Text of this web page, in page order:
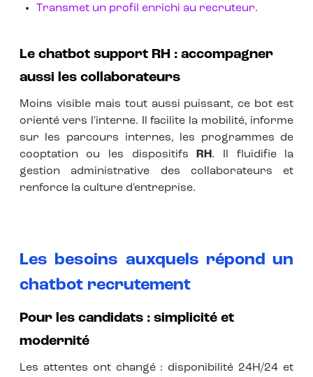
Transmet un profil enrichi au recruteur.
Le chatbot support RH : accompagner
aussi les collaborateurs
Moins visible mais tout aussi puissant, ce bot est
orienté vers l'interne. Il facilite la mobilité, informe
sur les parcours internes, les programmes de
cooptation ou les dispositifs
RH . Il fluidifie la
gestion administrative des collaborateurs et
renforce la culture d'entreprise.
Les besoins auxquels répond un
chatbot recrutement
Pour les candidats : simplicité et
modernité
Les attentes ont changé : disponibilité 24H/24 et